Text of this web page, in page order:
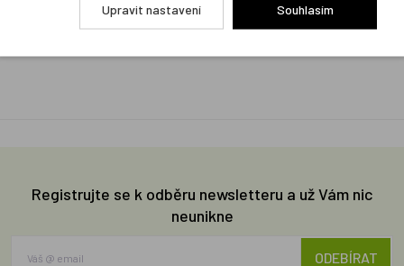
Objednávky obsahující jen skladové položky
expedujeme i v den objednávky, ostatní dle dodací
Registrujte se k odběru newsletteru a už Vám nic
neunikne
ODEBÍRAT
Upravit nastavení Souhlasím